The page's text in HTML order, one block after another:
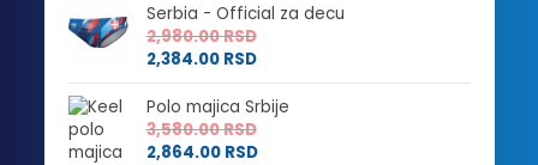
Serbia - Official za decu
2,980.00RSD
2,384.00 RSD
Polo majica Srbije
3,580.00RSD
2,864.00 RSD